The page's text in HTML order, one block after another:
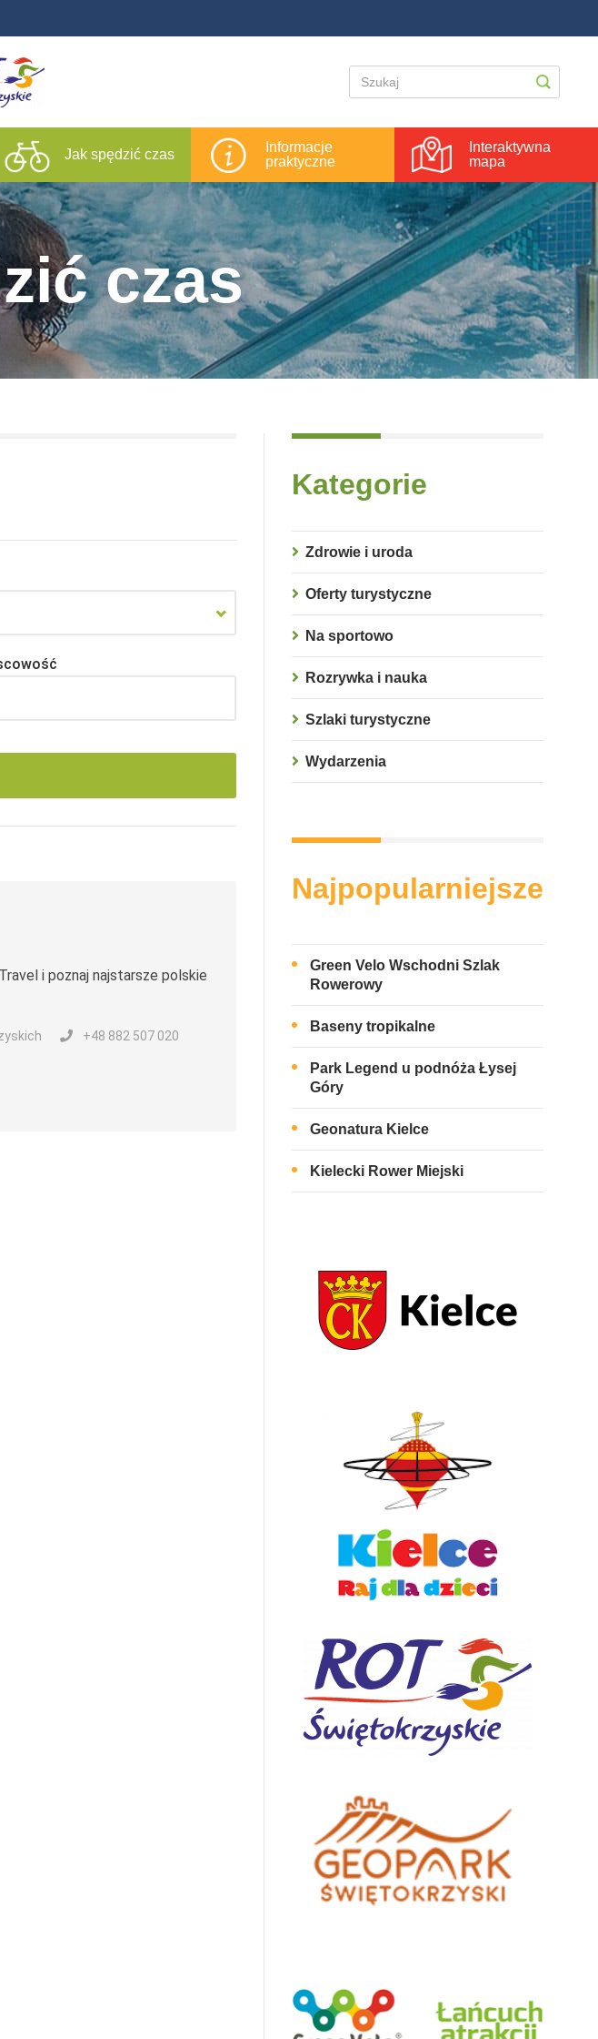
Jak spędzić czas
Informacje
praktyczne
Interaktywna
mapa
czas
i poznaj najstarsze polskie
+48 882 507 020
Kategorie
Zdrowie i uroda
Oferty turystyczne
Na sportowo
Rozrywka i nauka
Szlaki turystyczne
Wydarzenia
Najpopularniejsze
Green Velo Wschodni Szlak
Rowerowy
Baseny tropikalne
Park Legend u podnóża Łysej
Góry
Geonatura Kielce
Kielecki Rower Miejski